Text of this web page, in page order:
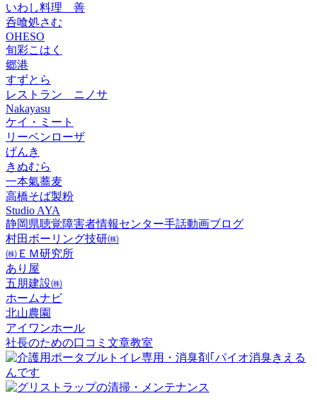
いわし料理 善
呑喰処さむ
OHESO
旬彩こはく
郷港
すずとら
レストラン ニノサ
Nakayasu
ケイ・ミート
リーベンローザ
げんき
きぬむら
一本氣蕎麦
高橋そば製粉
Studio AYA
静岡県聴覚障害者情報センター手話動画ブログ
村田ボーリング技研㈱
㈱ＥＭ研究所
あり屋
五朋建設㈱
ホームナビ
北山農園
アイワンホール
社長のための口コミ文章教室